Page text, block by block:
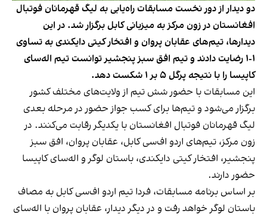
دو دیدار از دور نخست مسابقات راه‌یابی به لیگ قهرمانان فوتبال
افغانستان در زون مرکز به میزبانی کابل برگزار شد. در این
دیدارها، تیم‌های عقابان پروان و افتخار کیتی دایکندی به تساوی
۱-۱ رضایت دادند و تیم افق سبز پنجشیر توانست تیم اله‌سای
کاپیسا را با نتیجه پرگل ۵ بر ۱ شکست دهد.
این مسابقات با حضور شش تیم از ولایت‌های مختلف کشور
برگزار می‌شود و تیم‌ها برای کسب جواز حضور در مرحله بعدی
لیگ قهرمانان فوتبال افغانستان با یکدیگر رقابت می‌کنند. در
زون مرکز، تیم‌های اردو اف‌سی کابل، عقابان پروان، افق سبز
پنجشیر، افتخار کیتی دایکندی، باستان لوگر و اله‌سای کاپیسا
حضور دارند.
بر اساس برنامه مسابقات، فردا تیم اردو اف‌سی کابل به مصاف
باستان لوگر خواهد رفت و در دیگر دیدار، عقابان پروان با اله‌سای